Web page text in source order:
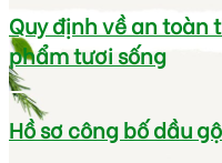
Quy định về an
phẩm tươi sống
Hồ sơ công bố dầu